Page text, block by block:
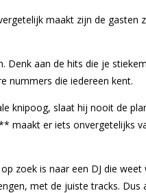
maakt zijn de gasten
Denk aan de hits die je
nummers die iedereen kent.
slaat hij nooit de
er iets onvergetelijks
zoek is naar een DJ die
met de juiste tracks. Dus